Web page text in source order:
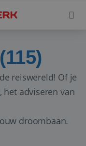
reiswereld! Of je
het adviseren van
droombaan.